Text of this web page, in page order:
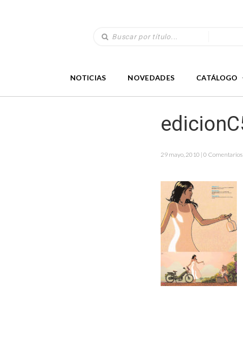
NOTICIAS NOVEDADES CATÁLOGO
29 mayo, 2010 | 0 Comentarios